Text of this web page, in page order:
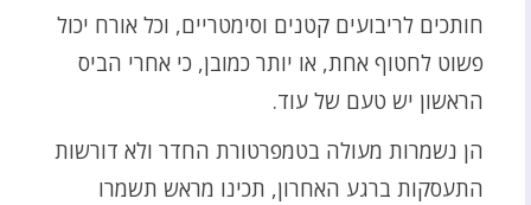
חותכים לריבועים קטנים וסימטריים, וכל אורח יכול
פשוט לחטוף אחת, או יותר כמובן, כי אחרי הביס
הראשון יש טעם של עוד.
הן נשמרות מעולה בטמפרטורת החדר ולא דורשות
התעסקות ברגע האחרון, תכינו מראש תשמרו